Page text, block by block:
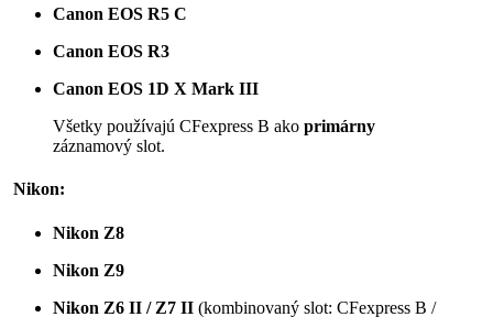
Canon EOS R5 C
Canon EOS R3
Canon EOS 1D X Mark III
Všetky používajú CFexpress B ako primárny
záznamový slot.
Nikon:
Nikon Z8
Nikon Z9
Nikon Z6 II / Z7 II (kombinovaný slot: CFexpress B /